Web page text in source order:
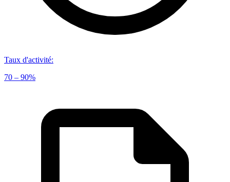
Taux d'activité:
70 – 90%